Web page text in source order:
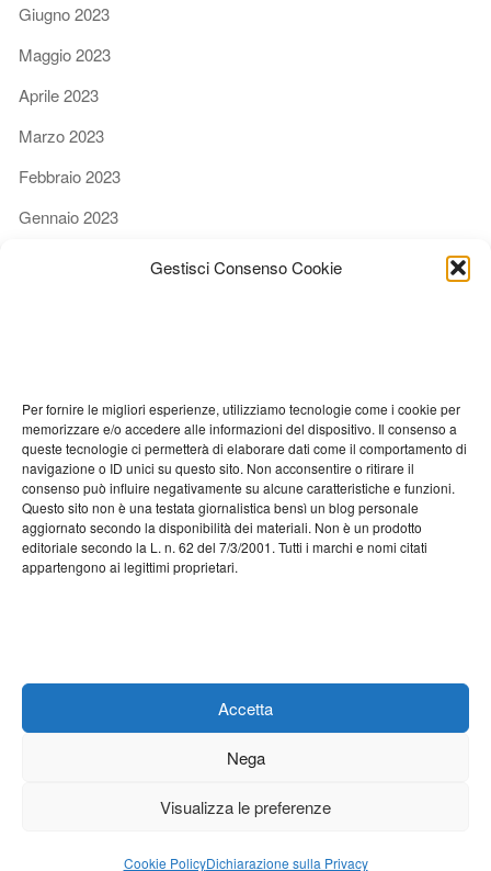
Gestisci Consenso Cookie
Per fornire le migliori esperienze, utilizziamo tecnologie come i cookie per
memorizzare e/o accedere alle informazioni del dispositivo. Il consenso a
queste tecnologie ci permetterà di elaborare dati come il comportamento di
navigazione o ID unici su questo sito. Non acconsentire o ritirare il
consenso può influire negativamente su alcune caratteristiche e funzioni.
Questo sito non è una testata giornalistica bensì un blog personale
aggiornato secondo la disponibilità dei materiali. Non è un prodotto
editoriale secondo la L. n. 62 del 7/3/2001. Tutti i marchi e nomi citati
appartengono ai legittimi proprietari.
Accetta
Nega
Visualizza le preferenze
Cookie PolicyDichiarazione sulla Privacy
Giugno 2023
Maggio 2023
Aprile 2023
Marzo 2023
Febbraio 2023
Gennaio 2023
Agosto 2022
Luglio 2022
Giugno 2022
Maggio 2022
Aprile 2022